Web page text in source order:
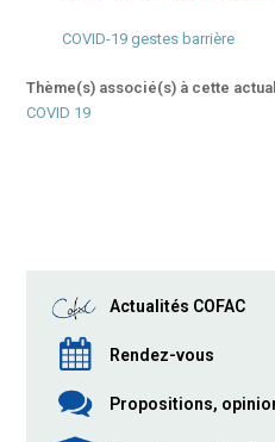
COVID-19 gestes barrière
Thème(s) associé(s) à cette
COVID 19
Actualités COFAC
Rendez-vous
Propositions,